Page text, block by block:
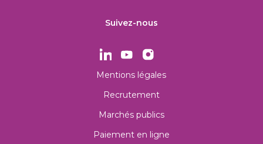
Suivez-nous
Mentions légales
Recrutement
Marchés publics
Paiement en ligne